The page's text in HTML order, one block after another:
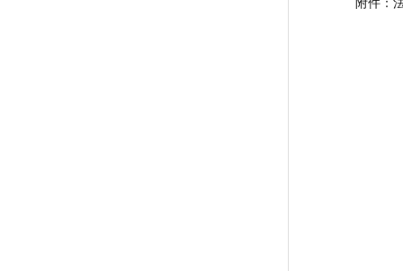
附件：法